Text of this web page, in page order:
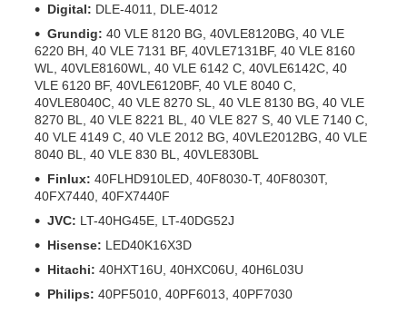
Digital: DLE-4011, DLE-4012
Grundig: 40 VLE 8120 BG, 40VLE8120BG, 40 VLE
6220 BH, 40 VLE 7131 BF, 40VLE7131BF, 40 VLE 8160
WL, 40VLE8160WL, 40 VLE 6142 C, 40VLE6142C, 40
VLE 6120 BF, 40VLE6120BF, 40 VLE 8040 C,
40VLE8040C, 40 VLE 8270 SL, 40 VLE 8130 BG, 40 VLE
8270 BL, 40 VLE 8221 BL, 40 VLE 827 S, 40 VLE 7140 C,
40 VLE 4149 C, 40 VLE 2012 BG, 40VLE2012BG, 40 VLE
8040 BL, 40 VLE 830 BL, 40VLE830BL
Finlux: 40FLHD910LED, 40F8030-T, 40F8030T,
40FX7440, 40FX7440F
JVC: LT-40HG45E, LT-40DG52J
Hisense: LED40K16X3D
Hitachi: 40HXT16U, 40HXC06U, 40H6L03U
Philips: 40PF5010, 40PF6013, 40PF7030